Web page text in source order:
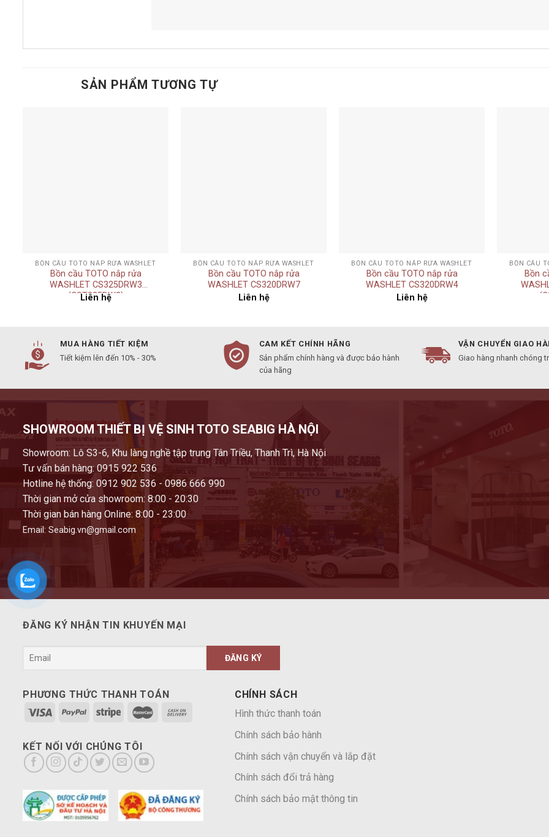
SẢN PHẨM TƯƠNG TỰ
BỒN CẦU TOTO NẮP RỬA WASHLET
Bồn cầu TOTO nắp rửa
WASHLET CS325DRW3
(CST325DW3)
Liên hệ
BỒN CẦU TOTO NẮP RỬA WASHLET
Bồn cầu TOTO nắp rửa
WASHLET CS320DRW7
Liên hệ
BỒN CẦU TOTO NẮP RỬA WASHLET
Bồn cầu TOTO nắp rửa
WASHLET CS320DRW4
Liên hệ
BỒN CẦU
Bồn
MUA HÀNG TIẾT KIỆM
Tiết kiệm lên đến 10% - 30%
CAM KẾT CHÍNH HÃNG
Sản phẩm chính hàng và được bảo hành
của hãng
VẬN CHUYỂN GIAO
Giao hàng nhanh chóng
SHOWROOM THIẾT BỊ VỆ SINH TOTO SEABIG HÀ NỘI
Showroom: Lô S3-6, Khu làng nghề tập trung Tân Triều, Thanh Trì, Hà Nội
Tư vấn bán hàng: 0915 922 536
Hotline hệ thống: 0912 902 536 - 0986 666 990
Thời gian mở cửa showroom: 8:00 - 20:30
Thời gian bán hàng Online: 8:00 - 23:00
Email: Seabig.vn@gmail.com
ĐĂNG KÝ NHẬN TIN KHUYẾN MẠI
PHƯƠNG THỨC THANH TOÁN
KẾT NỐI VỚI CHÚNG TÔI
CHÍNH SÁCH
Hình thức thanh toán
Chính sách bảo hành
Chính sách vận chuyển và lắp đặt
Chính sách đổi trả hàng
Chính sách bảo mật thông tin